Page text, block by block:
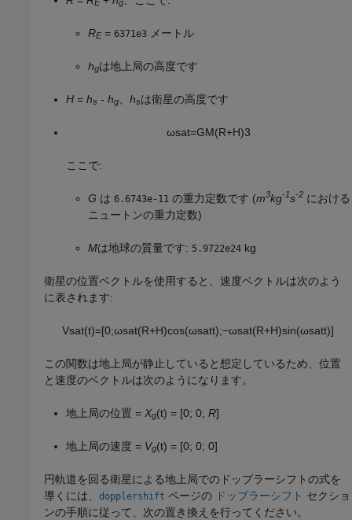
E g
RE= 6371e3 メートル
hgは地上局の高度です
H =hs -hg 、hsは衛星の高度です
ωsat=GM(R+H)3
ここで:
G は 6.6743e-11 の重力定数です (m3kg-1s-2 における
ニュートンの重力定数)
Mは地球の質量です: 5.9722e24 kg
衛星の位置ベクトルを使用すると、速度ベクトルは次のよう
に表されます:
Vsat(t)=[0;ωsat(R+H)cos(ωsatt);−ωsat(R+H)sin(ωsatt)]
この関数は地上局が静止していると想定しているため、位置
と速度のベクトルは次のようになります。
地上局の位置 = Xg(t) = [0; 0;R]
地上局の速度 = Vg(t) = [0; 0; 0]
円軌道を回る衛星による地上局でのドップラーシフトの式を
導くには、dopplershift ページの ドップラーシフト セクショ
ンの手順に従って、次の置き換えを行ってください。